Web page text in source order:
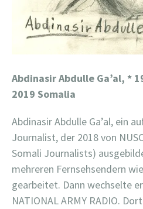
Abdinasir Abdulle Ga’al, *
2019 Somalia
Abdinasir Abdulle Ga’al, ein
Journalist, der 2018 von
Somali Journalists)
mehreren Fernsehsendern
gearbeitet. Dann wechselte
NATIONAL ARMY RADIO.